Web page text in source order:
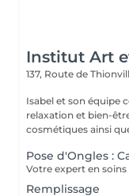
Institut Art
137, Route de
Isabel et son équipe
relaxation et bien-être. Les meilleures marques
cosmétiques ainsi
Pose d'Ongles :
Remplissage